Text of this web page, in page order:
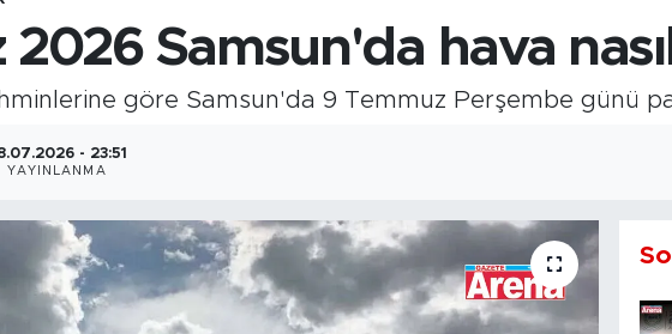
Samsun'da hava
göre Samsun'da 9 Temmuz Perşembe günü
- 23:51
YAYINLANMA